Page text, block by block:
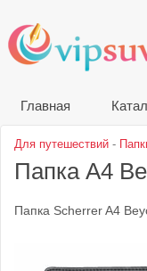
Главная
Для путешествий -
Папка A4
Папка Scherrer A4